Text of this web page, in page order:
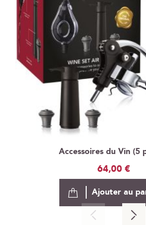
Accessoires du Vin (5
64,00 €
Ajouter au